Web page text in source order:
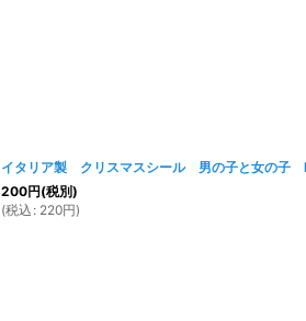
イタリア製 クリスマスシール 男の子と女の子
200円(税別)
(税込 : 220円)